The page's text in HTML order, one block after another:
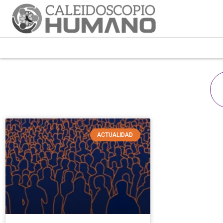
ACTUALIDAD